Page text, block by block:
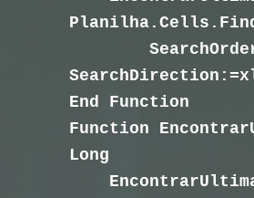
End Function
Function
Long